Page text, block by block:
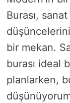
Burası,
bir mekan.
burası ideal
planlarken,